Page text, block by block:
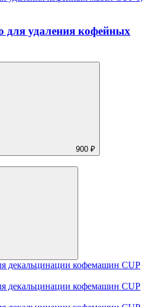
для удаления кофейных
900 ₽